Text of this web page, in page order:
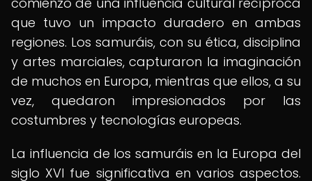
que tuvo un impacto duradero en ambas
regiones. Los samuráis, con su ética, disciplina
y artes marciales, capturaron la imaginación
de muchos en Europa, mientras que ellos, a su
vez, quedaron impresionados por las
costumbres y tecnologías europeas.
La influencia de los samuráis en la Europa del
siglo XVI fue significativa en varios aspectos.